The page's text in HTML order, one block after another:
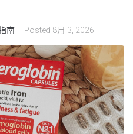
南 Posted 8月 3, 2026